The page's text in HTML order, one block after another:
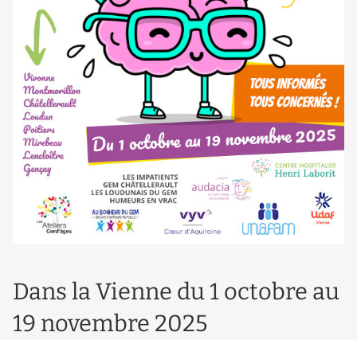
Dans la Vienne du 1 octobre au
19 novembre 2025